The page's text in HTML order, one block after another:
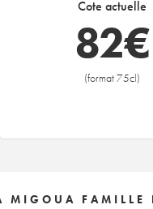
Cote actuelle
82€
(format 75cl)
MIGOUA FAMILLE